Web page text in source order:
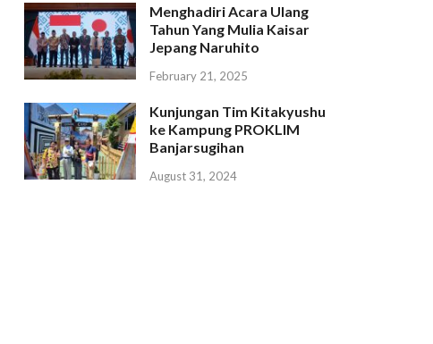
Menghadiri Acara Ulang
Tahun Yang Mulia Kaisar
Jepang Naruhito
February 21, 2025
Kunjungan Tim Kitakyushu
ke Kampung PROKLIM
Banjarsugihan
August 31, 2024